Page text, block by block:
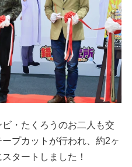
・たくろうのお二人も交
プカットが行われ、約2ヶ
タートしました！